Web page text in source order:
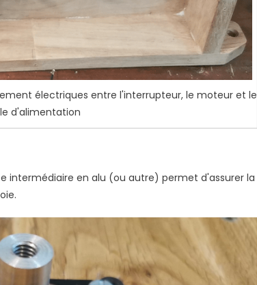
électriques entre l'interrupteur, le moteur et le
d'alimentation
intermédiaire en alu (ou autre) permet d'assurer la